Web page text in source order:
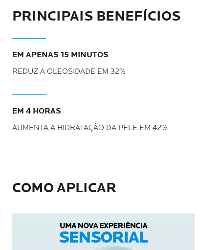
PRINCIPAIS BENEFÍCIOS
EM APENAS 15 MINUTOS
REDUZ A OLEOSIDADE EM 32%
EM 4 HORAS
AUMENTA A HIDRATAÇÃO DA PELE EM 42%
COMO APLICAR